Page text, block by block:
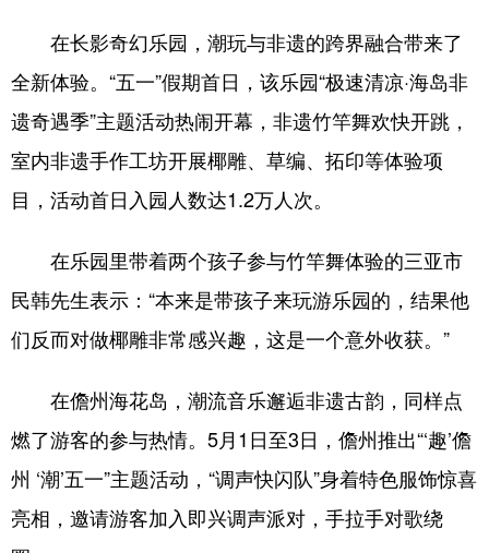
在长影奇幻乐园，潮玩与非遗的跨界融合带来了
全新体验。“五一”假期首日，该乐园“极速清凉·海岛非
遗奇遇季”主题活动热闹开幕，非遗竹竿舞欢快开跳，
室内非遗手作工坊开展椰雕、草编、拓印等体验项
目，活动首日入园人数达1.2万人次。
在乐园里带着两个孩子参与竹竿舞体验的三亚市
民韩先生表示：“本来是带孩子来玩游乐园的，结果他
们反而对做椰雕非常感兴趣，这是一个意外收获。”
在儋州海花岛，潮流音乐邂逅非遗古韵，同样点
燃了游客的参与热情。5月1日至3日，儋州推出“‘趣’儋
州 ‘潮’五一”主题活动，“调声快闪队”身着特色服饰惊喜
亮相，邀请游客加入即兴调声派对，手拉手对歌绕